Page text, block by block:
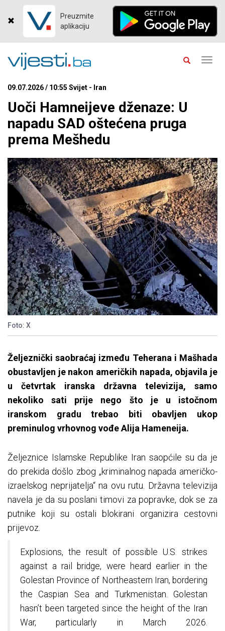
Preuzmite
aplikaciju
09.07.2026 / 10:55 Svijet - Iran
Uoči Hamneijeve dženaze: U
napadu SAD oštećena pruga
prema Mešhedu
Foto: X
Željeznički saobraćaj između Teherana i Mašhada
obustavljen je nakon američkih napada, objavila je
u četvrtak iranska državna televizija, samo
nekoliko sati prije nego što je u istočnom
iranskom gradu trebao biti obavljen ukop
preminulog vrhovnog vođe Alija Hameneija.
Željeznice Islamske Republike Iran saopćile su da je
do prekida došlo zbog „kriminalnog napada američko-
izraelskog neprijatelja“ na ovu rutu. Državna televizija
navela je da su poslani timovi za popravke, dok se za
putnike koji su ostali blokirani organizira cestovni
prijevoz.
Explosions, the result of possible U.S. strikes
against a rail bridge, were heard earlier in the
Golestan Province of Northeastern Iran, bordering
the Caspian Sea and Turkmenistan. Golestan
hasn’t been targeted since the height of the Iran
War, particularly in March 2026.